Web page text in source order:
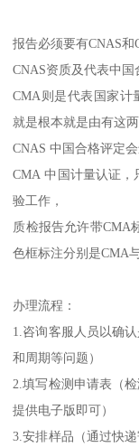
报告必须要有CNAS和
CNAS资质及代表中国
CMA则是代表国家计
就是根本就是由有这
CNAS 中国合格评定
CMA 中国计量认证，
验工作，
质检报告允许带CMA
色框标注分别是CMA
办理流程：
1.咨询客服人员以确
和周期等问题）
2.填写检测申请表（
提供电子版即可）
3.安排样品（通过快